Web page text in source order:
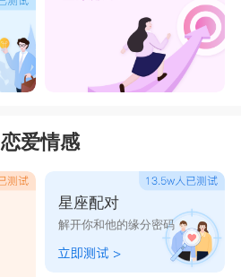
恋爱情感
星座配对
解开你和他的缘分密码